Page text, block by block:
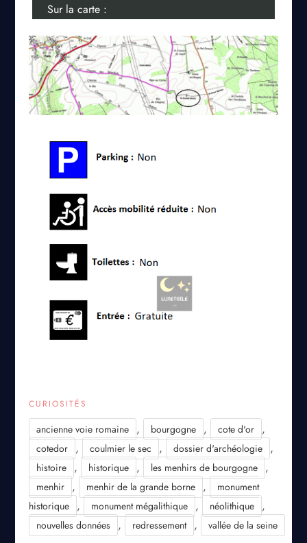
Sur la carte :
CURIOSITÉS
ancienne voie romaine , bourgogne , cote d'or ,
cotedor , coulmier le sec , dossier d'archéologie ,
histoire , historique , les menhirs de bourgogne ,
menhir , menhir de la grande borne ,
monument
historique , monument mégalithique , néolithique ,
nouvelles données , redressement , vallée de la seine